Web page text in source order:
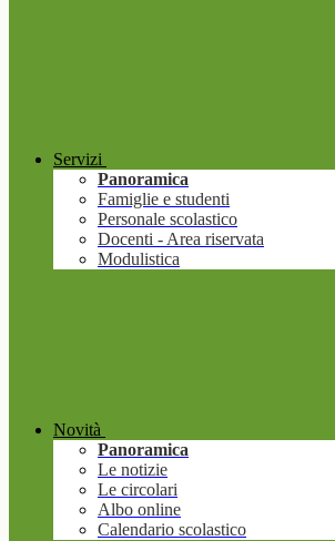
Servizi
Panoramica
Famiglie e studenti
Personale scolastico
Docenti - Area riservata
Modulistica
Novità
Panoramica
Le notizie
Le circolari
Albo online
Calendario scolastico